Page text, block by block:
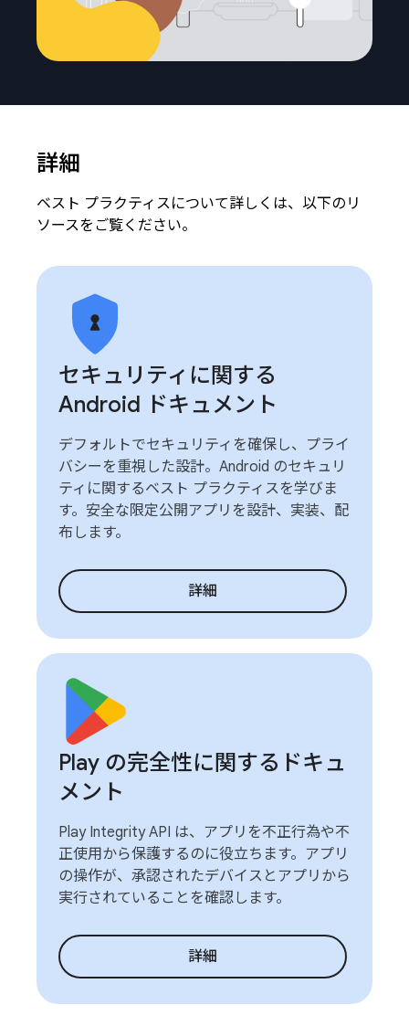
詳細
ベスト プラクティスについて詳しくは、以下のリ
ソースをご覧ください。
セキュリティに関する
Android ドキュメント
デフォルトでセキュリティを確保し、プライ
バシーを重視した設計。Android のセキュリ
ティに関するベスト プラクティスを学びま
す。安全な限定公開アプリを設計、実装、配
布します。
詳細
Play の完全性に関するドキュ
メント
Play Integrity API は、アプリを不正行為や不
正使用から保護するのに役立ちます。アプリ
の操作が、承認されたデバイスとアプリから
実行されていることを確認します。
詳細